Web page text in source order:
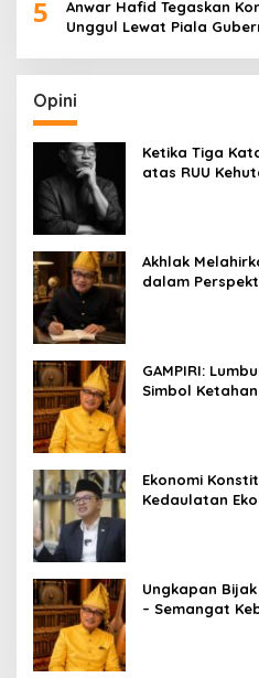
5
Anwar Hafid Tegaskan
Unggul Lewat Piala
Opini
Ketika Tiga
atas RUU
Akhlak
dalam
GAMPIRI:
Simbol
Ekonomi
Kedaulatan
Ungkapan
– Semangat